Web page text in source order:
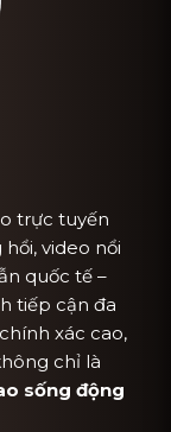
trực tuyến
video nổi
quốc tế –
tiếp cận đa
xác cao,
chỉ là
sống động